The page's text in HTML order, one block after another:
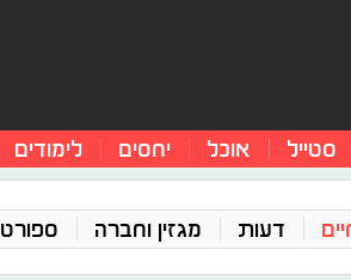
סטייל אוכל יחסים לימודים
דעות מגזין וחברה ספורט